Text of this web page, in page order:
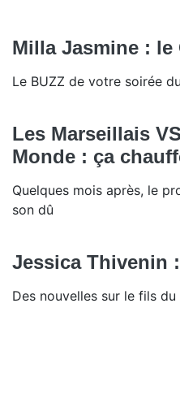
Milla Jasmine : le
Le BUZZ de votre soirée
Les Marseillais
Monde : ça
Quelques mois après, le
son dû
Jessica Thivenin
Des nouvelles sur le fils